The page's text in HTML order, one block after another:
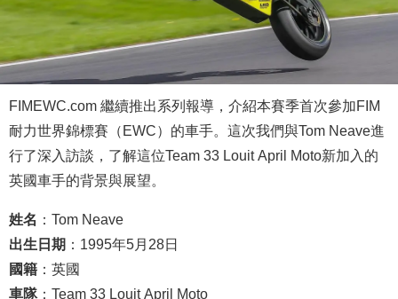
FIMEWC.com 繼續推出系列報導，介紹本賽季首次參加FIM
耐力世界錦標賽（EWC）的車手。這次我們與Tom Neave進
行了深入訪談，了解這位Team 33 Louit April Moto新加入的
英國車手的背景與展望。
姓名 ：Tom Neave
出生日期 ：1995年5月28日
國籍 ：英國
車隊 ：Team 33 Louit April Moto